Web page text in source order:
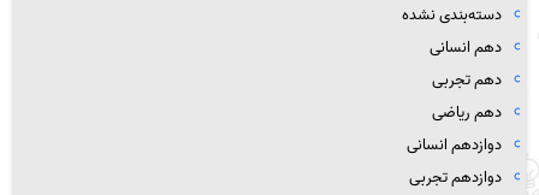
دسته‌بندی نشده
دهم انسانی
دهم تجربی
دهم ریاضی
دوازدهم انسانی
دوازدهم تجربی